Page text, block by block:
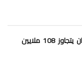
إنتاج المصافي في سلطنة عُمان يتجاوز 108 ملايين